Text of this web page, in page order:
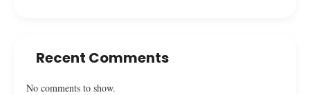
Recent Comments
No comments to show.